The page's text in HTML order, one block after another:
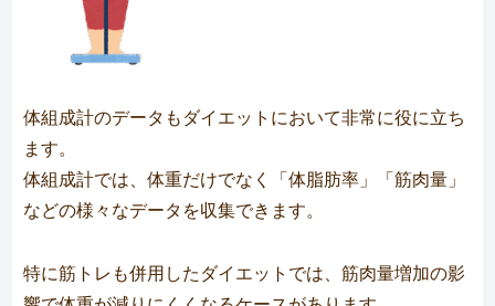
体組成計のデータもダイエットにおいて非常に役に立ち
ます。
体組成計では、体重だけでなく「体脂肪率」「筋肉量」
などの様々なデータを収集できます。
特に筋トレも併用したダイエットでは、筋肉量増加の影